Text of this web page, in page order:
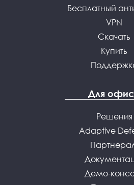
Бесплатный
VPN
Скачать
Купить
Для
Решения
Adaptive
Демо-